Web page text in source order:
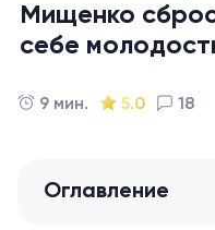
Мищенко
себе
9 мин. 5.0 18
Оглавление